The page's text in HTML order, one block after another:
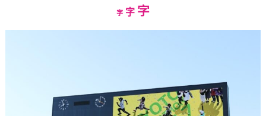
字Decrease
字Reset
字Increase